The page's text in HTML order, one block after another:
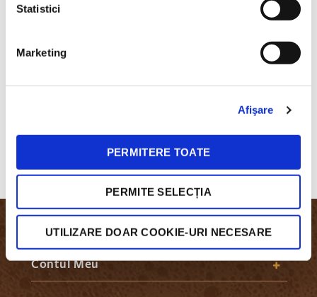
Statistici
Marketing
Afişare
PERMITERE TOATE
PERMITE SELECȚIA
UTILIZARE DOAR COOKIE-URI NECESARE
Pentru comenzile de peste
Ne ocupam noi de toate
Ne poti contacta prin email, social media sau la telefon. Tu
alegi!
Contul Meu